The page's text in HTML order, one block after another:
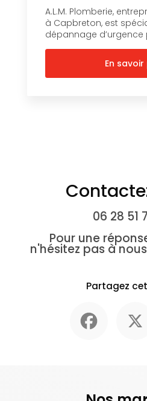
A.L.M. Plomberie,
à Capbreton, est
dépannage d’urgence
En savoir
06 28 51
Pour une
n'hésitez pas à
Partagez